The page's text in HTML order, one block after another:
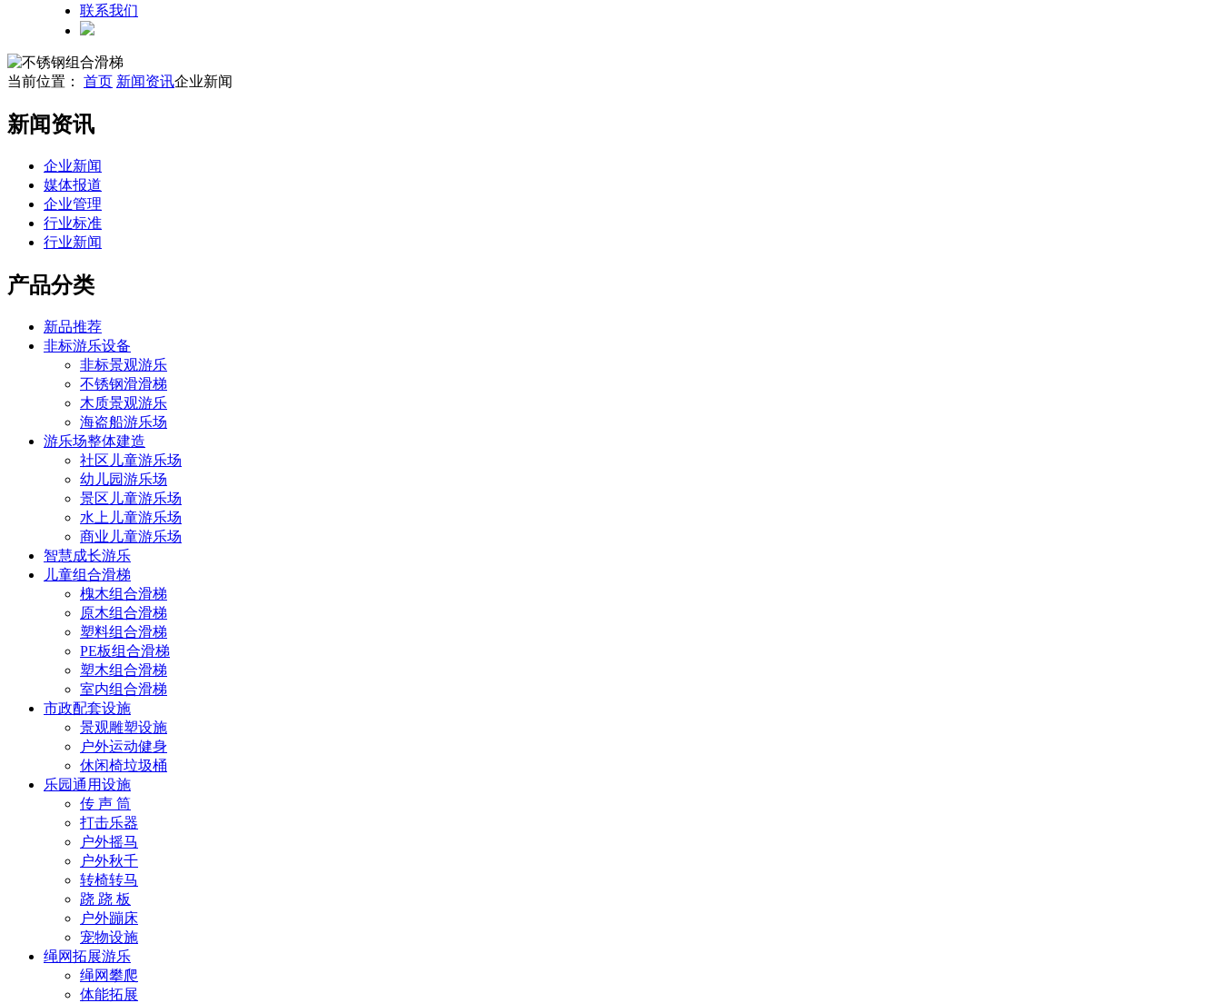
联系我们
当前位置： 首页 新闻资讯企业新闻
新闻资讯
企业新闻
媒体报道
企业管理
行业标准
行业新闻
产品分类
新品推荐
非标游乐设备
非标景观游乐
不锈钢滑滑梯
木质景观游乐
海盗船游乐场
游乐场整体建造
社区儿童游乐场
幼儿园游乐场
景区儿童游乐场
水上儿童游乐场
商业儿童游乐场
智慧成长游乐
儿童组合滑梯
槐木组合滑梯
原木组合滑梯
塑料组合滑梯
PE板组合滑梯
塑木组合滑梯
室内组合滑梯
市政配套设施
景观雕塑设施
户外运动健身
休闲椅垃圾桶
乐园通用设施
传 声 筒
打击乐器
户外摇马
户外秋千
转椅转马
跷 跷 板
户外蹦床
宠物设施
绳网拓展游乐
绳网攀爬
体能拓展